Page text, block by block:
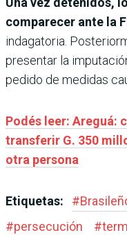
comparecer ante la
indagatoria.
presentar la
pedido de medidas
Podés leer: Areguá:
transferir G. 350
otra persona
Etiquetas: #
#persecución #